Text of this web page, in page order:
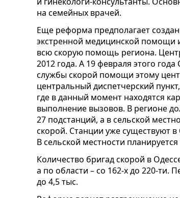
на семейных врачей.
Еще реформа предполагает
экстренной медицинской помощи
всю скорую помощь региона.
2012 года. А 19 февраля этого
службы скорой помощи этому
центральный диспетчерский
где в данный момент находятся
выполнение вызовов. В регионе
27 подстанций, а в сельской
скорой. Станции уже существуют
В сельской местности
Количество бригад скорой в
а по области – со 162-х до 220-ти.
до 4,5 тыс.